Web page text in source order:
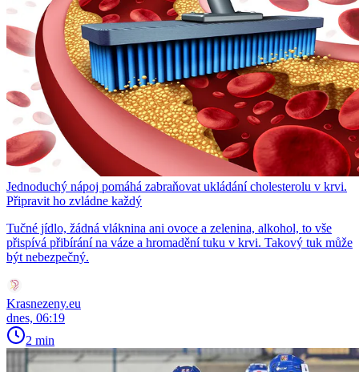
Jednoduchý nápoj pomáhá zabraňovat ukládání cholesterolu v krvi.
Připravit ho zvládne každý
Tučné jídlo, žádná vláknina ani ovoce a zelenina, alkohol, to vše
přispívá přibírání na váze a hromadění tuku v krvi. Takový tuk může
být nebezpečný.
Krasnezeny.eu
dnes, 06:19
2 min